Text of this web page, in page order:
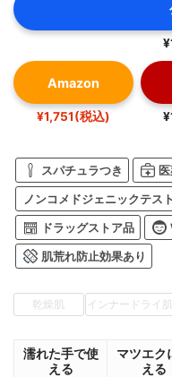
Amazon
¥1,751(税込)
スパチュラつき
ノンコメドジェニックテス
ドラッグストア品
肌荒れ防止効果あり
乾燥肌 インナードライ肌
濡れた手で使
える
マツエク
える